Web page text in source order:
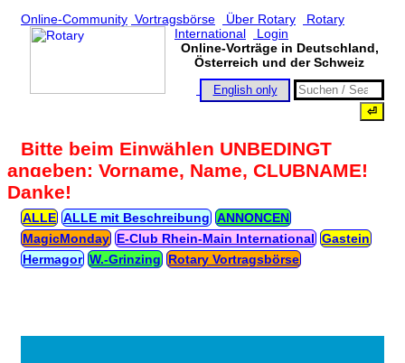
Online-Community Vortragsbörse Über Rotary
Rotary
International
Login
Online-Vorträge in Deutschland,
Österreich und der Schweiz
English only
Bitte beim Einwählen UNBEDINGT
angeben: Vorname, Name, CLUBNAME!
Danke!
ALLE ALLE mit Beschreibung ANNONCEN
MagicMonday E‑Club Rhein‑Main International Gastein
Hermagor W.‑Grinzing Rotary Vortragsbörse